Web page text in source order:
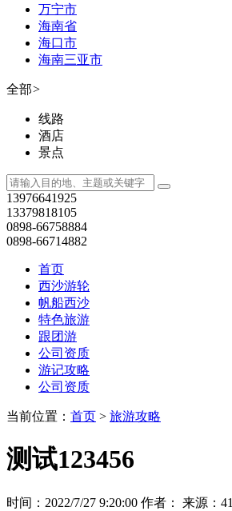
万宁市
海南省
海口市
海南三亚市
全部>
线路
酒店
景点
13976641925
13379818105
0898-66758884
0898-66714882
首页
西沙游轮
帆船西沙
特色旅游
跟团游
公司资质
游记攻略
公司资质
当前位置： 首页 > 旅游攻略
测试123456
时间：2022/7/27 9:20:00 作者： 来源：41